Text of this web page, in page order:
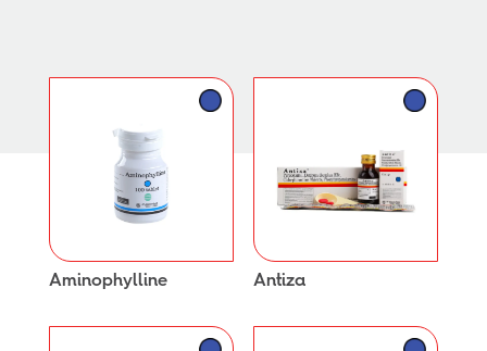
Aminophylline Antiza